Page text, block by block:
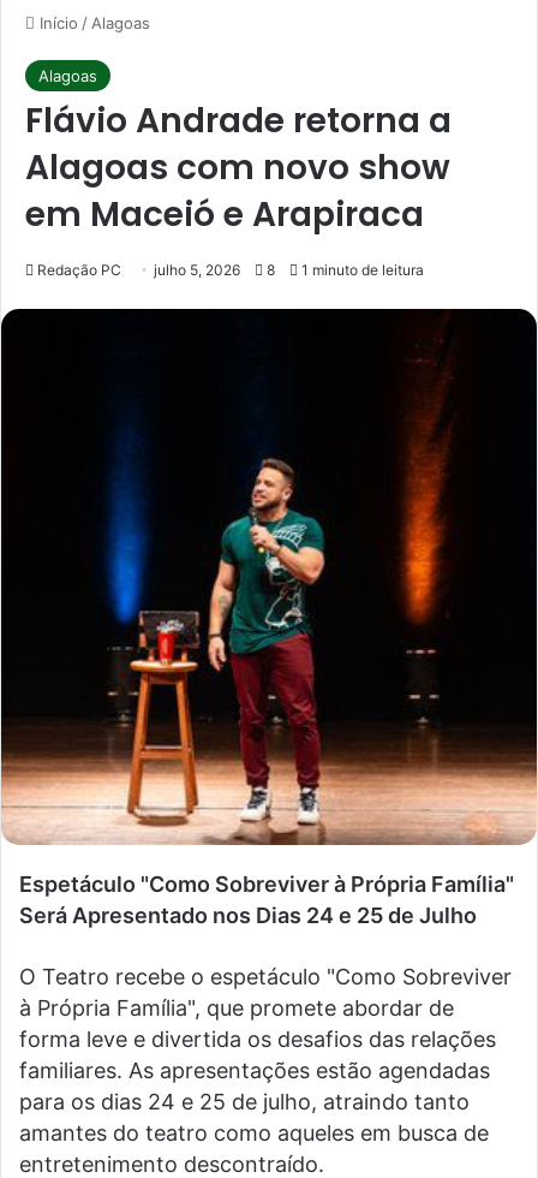
Início / Alagoas
Alagoas
Flávio Andrade retorna a
Alagoas com novo show
em Maceió e Arapiraca
Redação PC julho 5, 2026 8 1 minuto de leitura
Espetáculo "Como Sobreviver à Própria Família"
Será Apresentado nos Dias 24 e 25 de Julho
O Teatro recebe o espetáculo "Como Sobreviver
à Própria Família", que promete abordar de
forma leve e divertida os desafios das relações
familiares. As apresentações estão agendadas
para os dias 24 e 25 de julho, atraindo tanto
amantes do teatro como aqueles em busca de
entretenimento descontraído.